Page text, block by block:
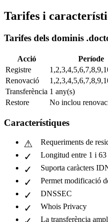
Tarifes i
Tarifes dels dominis
Acció Període
Registre
Renovació
Transferència 1 any(s)
Restore
No inclou
Característiques
Requeriments de
Longitud entre 1 i 63
Suporta caràcters
Permet modificació
DNSSEC
Whois Privacy
La transferència